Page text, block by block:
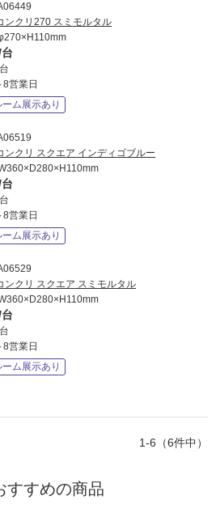
ンクリ270 スミモルタル
8営業日
ム展示あり
ンクリ スクエア インディゴブルー
8営業日
ム展示あり
ンクリ スクエア スミモルタル
8営業日
ム展示あり
1-6（6件中）
すすめの商品